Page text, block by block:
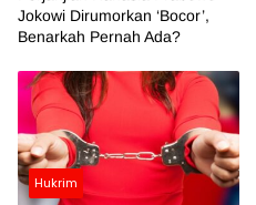
Jokowi Dirumorkan ‘Bocor’,
Benarkah Pernah Ada?
Hukrim